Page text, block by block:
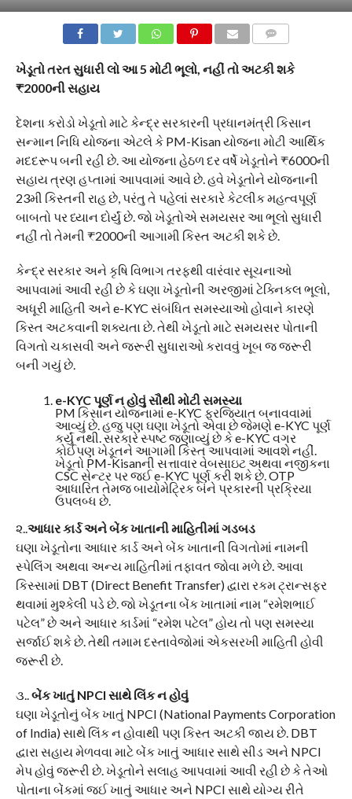
ખેડૂતો તરત સુધારી લો આ 5 મોટી ભૂલો, નહીં તો અટકી શકે
₹2000ની સહાય
દેશના કરોડો ખેડૂતો માટે કેન્દ્ર સરકારની પ્રધાનમંત્રી કિસાન
સન્માન નિધિ યોજના એટલે કે PM-Kisan યોજના મોટી આર્થિક
મદદરૂપ બની રહી છે. આ યોજના હેઠળ દર વર્ષે ખેડૂતોને ₹6000ની
સહાય ત્રણ હપ્તામાં આપવામાં આવે છે. હવે ખેડૂતોને યોજનાની
23મી કિસ્તની રાહ છે, પરંતુ તે પહેલાં સરકારે કેટલીક મહત્વપૂર્ણ
બાબતો પર ધ્યાન દોર્યું છે. જો ખેડૂતોએ સમયસર આ ભૂલો સુધારી
નહીં તો તેમની ₹2000ની આગામી કિસ્ત અટકી શકે છે.
કેન્દ્ર સરકાર અને કૃષિ વિભાગ તરફથી વારંવાર સૂચનાઓ
આપવામાં આવી રહી છે કે ઘણા ખેડૂતોની અરજીમાં ટેક્નિકલ ભૂલો,
અધૂરી માહિતી અને e-KYC સંબંધિત સમસ્યાઓ હોવાને કારણે
કિસ્ત અટકવાની શક્યતા છે. તેથી ખેડૂતો માટે સમયસર પોતાની
વિગતો ચકાસવી અને જરૂરી સુધારાઓ કરાવવું ખૂબ જ જરૂરી
બની ગયું છે.
e-KYC પૂર્ણ ન હોવું સૌથી મોટી સમસ્યા
PM કિસાન યોજનામાં e-KYC ફરજિયાત બનાવવામાં
આવ્યું છે. હજુ પણ ઘણા ખેડૂતો એવા છે જેમણે e-KYC પૂર્ણ
કર્યું નથી. સરકારે સ્પષ્ટ જણાવ્યું છે કે e-KYC વગર
કોઈપણ ખેડૂતને આગામી કિસ્ત આપવામાં આવશે નહીં.
ખેડૂતો PM-Kisanની સત્તાવાર વેબસાઇટ અથવા નજીકના
CSC સેન્ટર પર જઈ e-KYC પૂર્ણ કરી શકે છે. OTP
આધારિત તેમજ બાયોમેટ્રિક બંને પ્રકારની પ્રક્રિયા
ઉપલબ્ધ છે.
૨..આધાર કાર્ડ અને બેંક ખાતાની માહિતીમાં ગડબડ
ઘણા ખેડૂતોના આધાર કાર્ડ અને બેંક ખાતાની વિગતોમાં નામની
સ્પેલિંગ અથવા અન્ય માહિતીમાં તફાવત જોવા મળે છે. આવા
કિસ્સામાં DBT (Direct Benefit Transfer) દ્વારા રકમ ટ્રાન્સફર
થવામાં મુશ્કેલી પડે છે. જો ખેડૂતના બેંક ખાતામાં નામ “રમેશભાઈ
પટેલ” છે અને આધાર કાર્ડમાં “રમેશ પટેલ” હોય તો પણ સમસ્યા
સર્જાઈ શકે છે. તેથી તમામ દસ્તાવેજોમાં એકસરખી માહિતી હોવી
જરૂરી છે.
૩..બેંક ખાતું NPCI સાથે લિંક ન હોવું
ઘણા ખેડૂતોનું બેંક ખાતું NPCI (National Payments Corporation
of India) સાથે લિંક ન હોવાથી પણ કિસ્ત અટકી જાય છે. DBT
દ્વારા સહાય મેળવવા માટે બેંક ખાતું આધાર સાથે સીડ અને NPCI
મેપ હોવું જરૂરી છે. ખેડૂતોને સલાહ આપવામાં આવી રહી છે કે તેઓ
પોતાના બેંકમાં જઈ ખાતું આધાર અને NPCI સાથે યોગ્ય રીતે